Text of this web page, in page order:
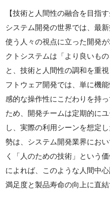
【技術と人間性の融合を目指す
システム開発の世界では、最
使う人々の視点に立った開発
クトシステムは「より良いも
と、技術と人間性の調和を重
フトウェア開発では、単に機
感的な操作性にこだわりを持
ため、開発チームは定期的に
し、実際の利用シーンを想定
勢は、システム開発業界にお
く「人のための技術」という
によれば、このような人間中
満足度と製品寿命の向上に直結